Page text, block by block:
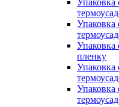
Упаковка
Упаковка
Упаковка
пленку
Упаковка
Упаковка